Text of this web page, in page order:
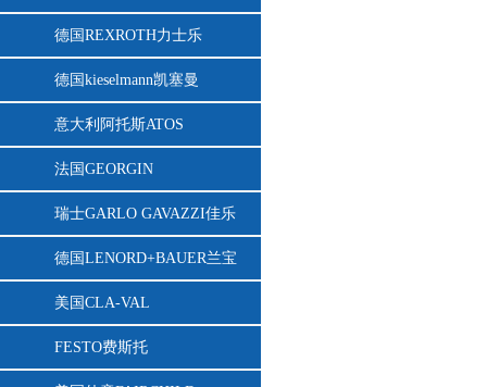
德国REXROTH力士乐
德国kieselmann凯塞曼
意大利阿托斯ATOS
法国GEORGIN
瑞士GARLO GAVAZZI佳乐
德国LENORD+BAUER兰宝
美国CLA-VAL
FESTO费斯托